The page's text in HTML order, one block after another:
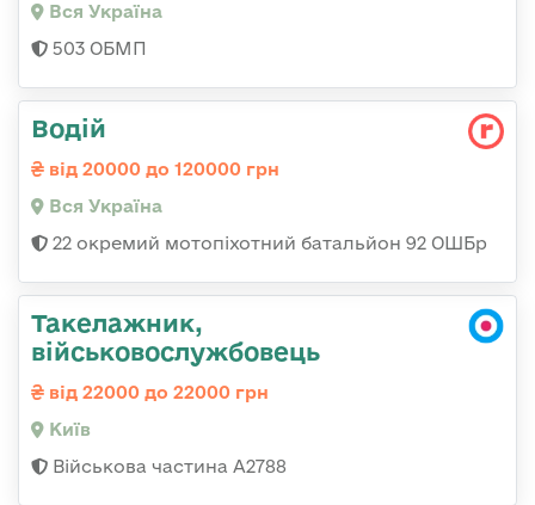
Вся Україна
503 ОБМП
Водій
від 20000 до 120000 грн
Вся Україна
22 окремий мотопіхотний батальйон 92 ОШБр
Такелажник,
військовослужбовець
від 22000 до 22000 грн
Київ
Військова частина А2788